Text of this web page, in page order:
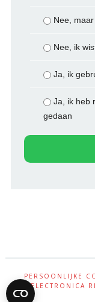
Nee,
Nee, ik
Ja, ik
Ja, ik heb
gedaan
PERSOONLIJKE
ELECTRONICA